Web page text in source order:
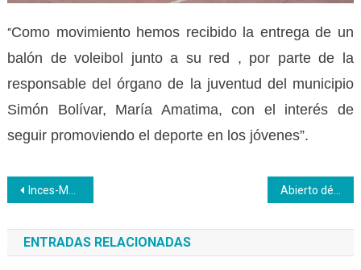
“Como movimiento hemos recibido la entrega de un
balón de voleibol junto a su red , por parte de la
responsable del órgano de la juventud del municipio
Simón Bolívar, María Amatima, con el interés de
seguir promoviendo el deporte en los jóvenes”.
Navegación
de
entradas
Inces-Mérida realizó aportes para mejorar La Revolución Bolivariana y sus instituciones
ENTRADAS RELACIONADAS